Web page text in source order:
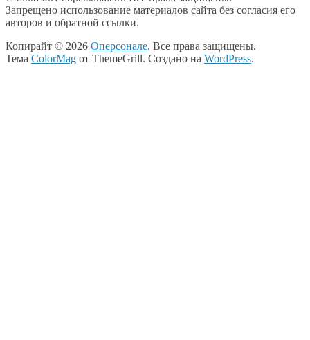
Запрещено использование материалов сайта без согласия его
авторов и обратной ссылки.
Копирайт © 2026 Оперсонале. Все права защищены.
Тема ColorMag от ThemeGrill. Создано на WordPress.